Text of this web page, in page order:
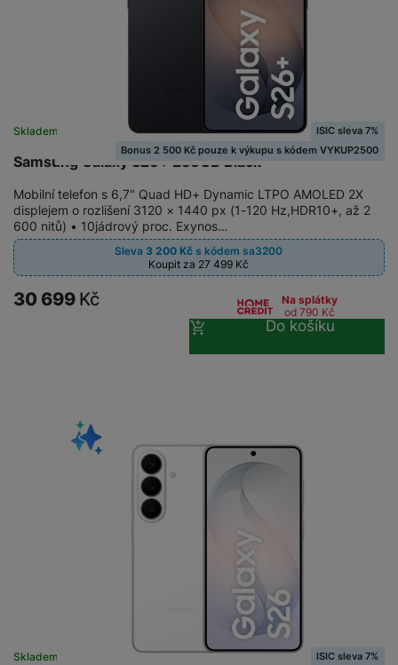
Samsung Galaxy S26+ 256GB Black
Skladem na prodejně na 2 prodejnách
ISIC sleva 7%
Bonus 2 500 Kč pouze k výkupu s kódem VYKUP2500
Mobilní telefon s 6,7" Quad HD+ Dynamic LTPO AMOLED 2X
displejem o rozlišení 3120 × 1440 px (1-120 Hz,HDR10+, až 2
600 nitů) • 10jádrový proc. Exynos…
Sleva 3 200Kč s kódemsa3200
Koupit za 27 499 Kč
30 699 Kč
Na splátky
od 790 Kč
Do košíku
Skladem
ISIC sleva 7%